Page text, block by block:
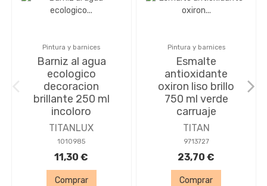
Pintura y barnices
Barniz al agua
ecologico
decoracion
brillante 250 ml
incoloro
TITANLUX
1010985
11,30 €
Comprar
Pintura y barnices
Esmalte
antioxidante
oxiron liso brillo
750 ml verde
carruaje
TITAN
9713727
23,70 €
Comprar